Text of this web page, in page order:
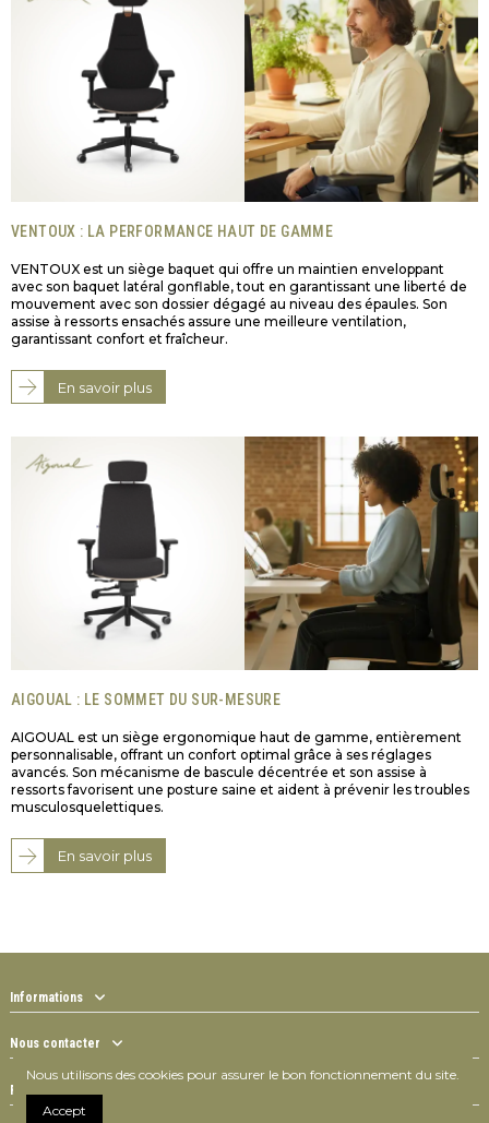
VENTOUX : LA PERFORMANCE HAUT DE GAMME
VENTOUX est un siège baquet qui offre un maintien enveloppant
avec son baquet latéral gonflable, tout en garantissant une liberté de
mouvement avec son dossier dégagé au niveau des épaules. Son
assise à ressorts ensachés assure une meilleure ventilation,
garantissant confort et fraîcheur.
En savoir plus
AIGOUAL : LE SOMMET DU SUR-MESURE
AIGOUAL est un siège ergonomique haut de gamme, entièrement
personnalisable, offrant un confort optimal grâce à ses réglages
avancés. Son mécanisme de bascule décentrée et son assise à
ressorts favorisent une posture saine et aident à prévenir les troubles
musculosquelettiques.
En savoir plus
Informations
Nous contacter
Follow us
Nous utilisons des cookies pour assurer le bon fonctionnement du site.
Accept